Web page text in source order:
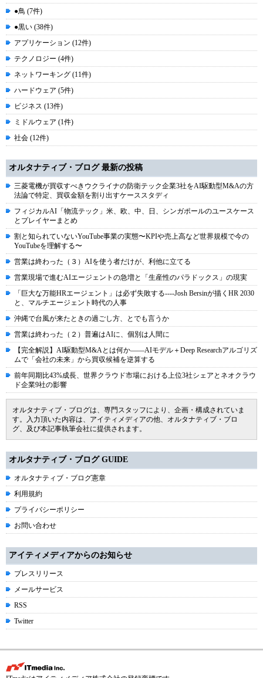
●鳥 (7件)
●黒い (38件)
アプリケーション (12件)
テクノロジー (4件)
ネットワーキング (11件)
ハードウェア (5件)
ビジネス (13件)
ミドルウェア (1件)
社会 (12件)
オルタナティブ・ブログ 最新の投稿
三菱電機が買収すべきウクライナの防衛テック企業3社をAI駆動型M&Aの方
法論で特定、買収金額を割り出すケーススタディ
フィジカルAI「物流テック」米、欧、中、日、シンガポールのユースケース
とプレイヤーまとめ
割と知られていないYouTube事業の実態〜KPIや売上高など世界規模で今の
YouTubeを理解する〜
営業は終わった（３）AIを使う者だけが、利他に立てる
営業現場で進むAIエージェントの急増と「生産性のパラドックス」の現実
「巨大な万能HRエージェント」は必ず失敗する----Josh Bersinが描くHR 2030
と、マルチエージェント時代の人事
沖縄で台風が来たときの過ごし方、とでも言うか
営業は終わった（２）普遍はAIに、個別は人間に
【完全解説】AI駆動型M&Aとは何か――AIモデル＋Deep Researchアルゴリズ
ムで「会社の未来」から買収候補を逆算する
前年同期比43%成長、世界クラウド市場における上位3社シェアとネオクラウ
ド企業9社の影響
オルタナティブ・ブログは、専門スタッフにより、企画・構成されていま
す。入力頂いた内容は、アイティメディアの他、オルタナティブ・ブロ
グ、及び本記事執筆会社に提供されます。
オルタナティブ・ブログ GUIDE
オルタナティブ・ブログ憲章
利用規約
プライバシーポリシー
お問い合わせ
アイティメディアからのお知らせ
プレスリリース
メールサービス
RSS
Twitter